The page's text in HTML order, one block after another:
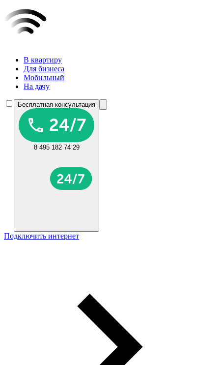
В квартиру
Для бизнеса
Мобильный
На дачу
Бесплатная консультация
8 495 182 74 29
Подключить интернет